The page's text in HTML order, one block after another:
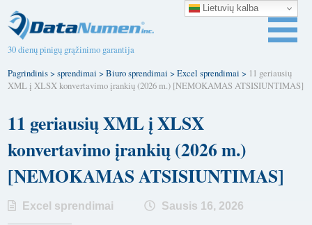
30 dienų pinigų grąžinimo garantija
Pagrindinis>sprendimai >Biuro sprendimai >Excel sprendimai > 11 geriausių
XML į XLSX konvertavimo įrankių (2026 m.) [NEMOKAMAS ATSISIUNTIMAS]
11 geriausių XML į XLSX
konvertavimo įrankių (2026 m.)
[NEMOKAMAS ATSISIUNTIMAS]
Excel sprendimai Sausis 16, 2026
Lietuvių kalba